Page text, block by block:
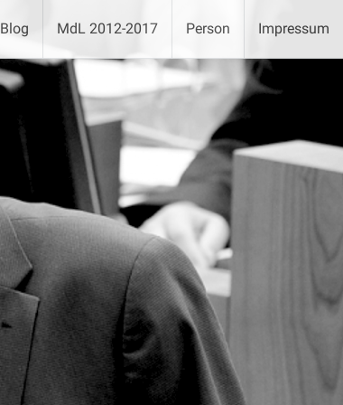
Blog MdL 2012-2017 Person Impressum